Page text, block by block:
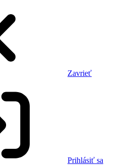
Zavrieť
Prihlásiť sa